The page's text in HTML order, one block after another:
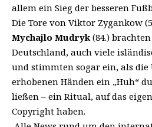
allem ein Sieg der besseren
Die Tore von Viktor Zygankow
Mychajlo Mudryk(84.)
Deutschland, auch viele
und stimmten sogar ein, als
erhobenen Händen ein „Huh“
ließen – ein Ritual, auf das
Copyright haben.